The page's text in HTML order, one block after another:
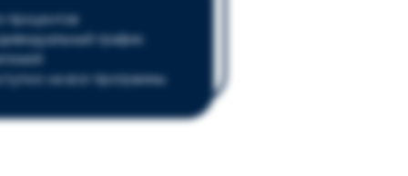
процентов
график
на все программы